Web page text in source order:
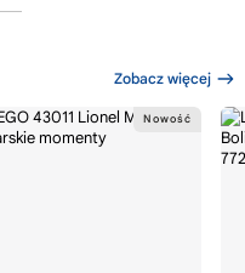
Zobacz więcej